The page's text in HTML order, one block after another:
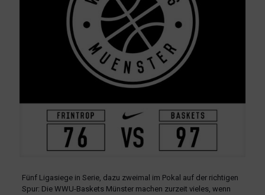
Fünf Ligasiege in Serie, dazu zweimal im Pokal auf der richtigen
Spur: Die WWU-Baskets Münster machen zurzeit vieles, wenn